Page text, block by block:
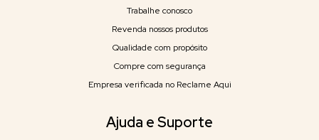
Trabalhe conosco
Revenda nossos produtos
Qualidade com propósito
Compre com segurança
Empresa verificada no Reclame Aqui
Ajuda e Suporte